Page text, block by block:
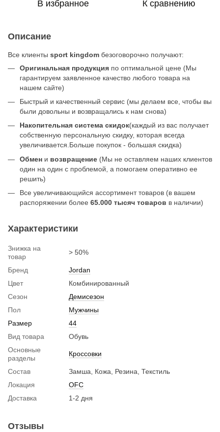
В избранное К сравнению
Описание
Все клиенты sport kingdom безоговорочно получают:
Оригинальная продукция по оптимальной цене (Мы
гарантируем заявленное качество любого товара на
нашем сайте)
Быстрый и качественный сервис (мы делаем все, чтобы вы
были довольны и возвращались к нам снова)
Накопительная система скидок(каждый из вас получает
собственную персональную скидку, которая всегда
увеличивается.Больше покупок - большая скидка)
Обмен и возвращение (Мы не оставляем наших клиентов
один на один с проблемой, а помогаем оперативно ее
решить)
Все увеличивающийся ассортимент товаров (в вашем
распоряжении более 65.000 тысяч товаров в наличии)
Характеристики
Знижка на
товар
> 50%
Бренд
Jordan
Цвет
Комбинированный
Сезон
Демисезон
Пол
Мужчины
Размер
44
Вид товара
Обувь
Основные
разделы
Кроссовки
Состав
Замша, Кожа, Резина, Текстиль
Локация
OFC
Доставка
1-2 дня
Отзывы